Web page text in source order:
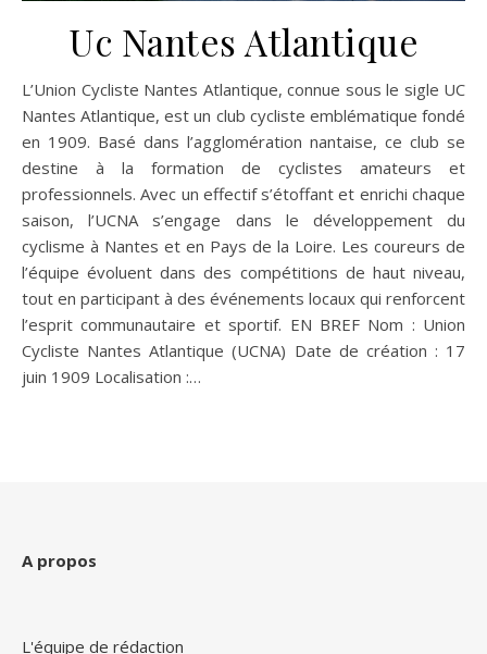
Uc Nantes Atlantique
L’Union Cycliste Nantes Atlantique, connue sous le sigle UC
Nantes Atlantique, est un club cycliste emblématique fondé
en 1909. Basé dans l’agglomération nantaise, ce club se
destine à la formation de cyclistes amateurs et
professionnels. Avec un effectif s’étoffant et enrichi chaque
saison, l’UCNA s’engage dans le développement du
cyclisme à Nantes et en Pays de la Loire. Les coureurs de
l’équipe évoluent dans des compétitions de haut niveau,
tout en participant à des événements locaux qui renforcent
l’esprit communautaire et sportif. EN BREF Nom : Union
Cycliste Nantes Atlantique (UCNA) Date de création : 17
juin 1909 Localisation :…
A propos
L'équipe de rédaction